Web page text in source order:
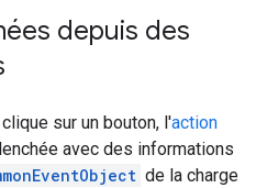
depuis des
sur un bouton, l'action
avec des informations
de la charge